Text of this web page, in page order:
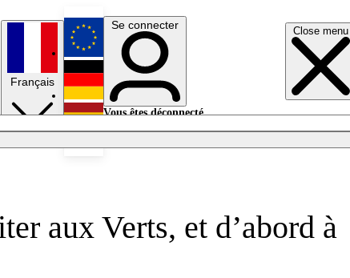
Close menu
Français
English
Deutsch
Se connecter
Vous êtes déconnecté.
aux Verts, et d’abord à